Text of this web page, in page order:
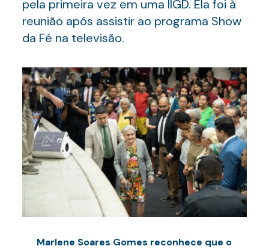
pela primeira vez em uma IIGD. Ela foi à
reunião após assistir ao programa Show
da Fé na televisão.
Marlene Soares Gomes reconhece que o